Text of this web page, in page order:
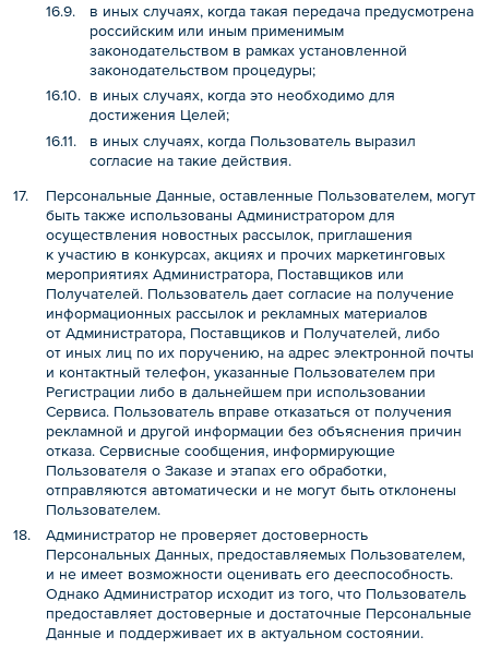
в иных случаях, когда такая передача предусмотрена
российским или иным применимым
законодательством в рамках установленной
законодательством процедуры;
в иных случаях, когда это необходимо для
достижения Целей;
в иных случаях, когда Пользователь выразил
согласие на такие действия.
Персональные Данные, оставленные Пользователем, могут
быть также использованы Администратором для
осуществления новостных рассылок, приглашения
к участию в конкурсах, акциях и прочих маркетинговых
мероприятиях Администратора, Поставщиков или
Получателей. Пользователь дает согласие на получение
информационных рассылок и рекламных материалов
от Администратора, Поставщиков и Получателей, либо
от иных лиц по их поручению, на адрес электронной почты
и контактный телефон, указанные Пользователем при
Регистрации либо в дальнейшем при использовании
Сервиса. Пользователь вправе отказаться от получения
рекламной и другой информации без объяснения причин
отказа. Сервисные сообщения, информирующие
Пользователя о Заказе и этапах его обработки,
отправляются автоматически и не могут быть отклонены
Пользователем.
Администратор не проверяет достоверность
Персональных Данных, предоставляемых Пользователем,
и не имеет возможности оценивать его дееспособность.
Однако Администратор исходит из того, что Пользователь
предоставляет достоверные и достаточные Персональные
Данные и поддерживает их в актуальном состоянии.